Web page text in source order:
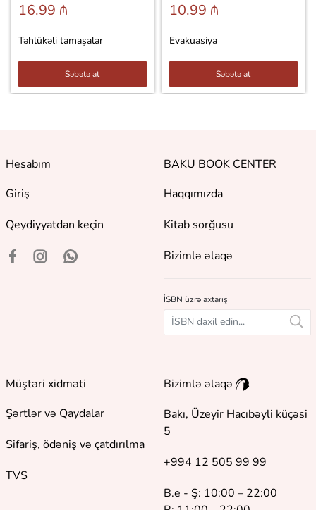
16.99 ₼
Təhlükəli tamaşalar
Səbətə at
10.99 ₼
Evakuasiya
Səbətə at
Hesabım
Giriş
Qeydiyyatdan keçin
BAKU BOOK CENTER
Haqqımızda
Kitab sorğusu
Bizimlə əlaqə
İSBN üzrə axtarış
Müştəri xidməti
Şərtlər və Qaydalar
Sifariş, ödəniş və çatdırılma
TVS
Bizimlə əlaqə
Bakı, Üzeyir Hacıbəyli küçəsi
5
+994 12 505 99 99
B.e - Ş: 10:00 – 22:00